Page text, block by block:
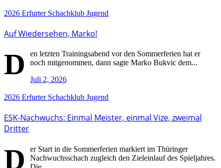
2026 Erfurter Schachklub Jugend
Auf Wiedersehen, Marko!
D
en letzten Trainingsabend vor den Sommerferien hat er
noch mitgenommen, dann sagte Marko Bukvic dem...
Juli 2, 2026
2026 Erfurter Schachklub Jugend
ESK-Nachwuchs: Einmal Meister, einmal Vize, zweimal
Dritter
D
er Start in die Sommerferien markiert im Thüringer
Nachwuchsschach zugleich den Zieleinlauf des Spieljahres.